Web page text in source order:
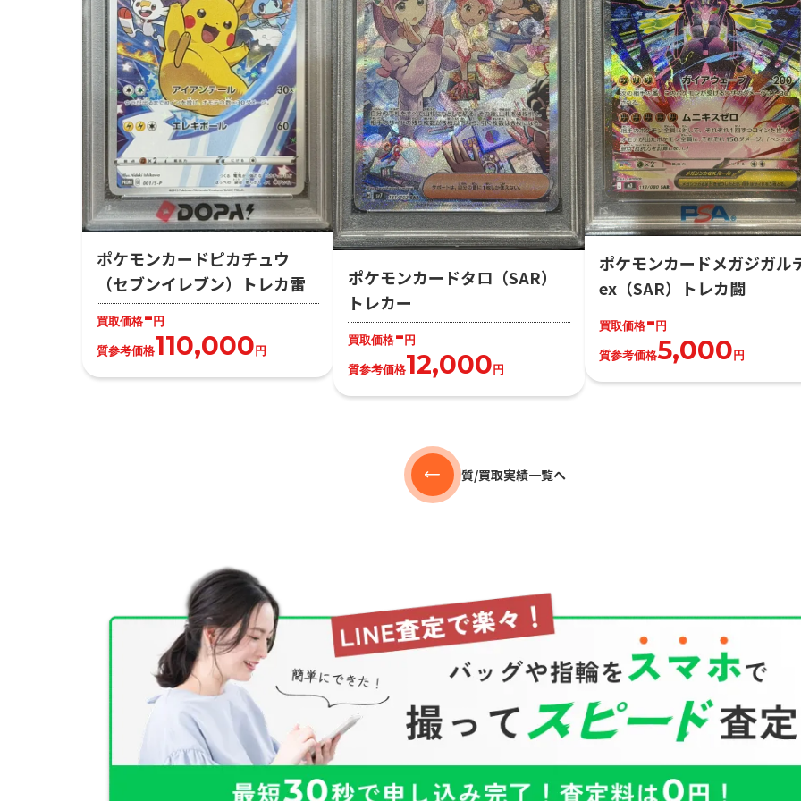
ポケモンカードピカチュウ
（セブンイレブン）トレカ雷
買取価格-円
質参考価格110,000円
ポケモンカードタロ（SAR）
トレカー
買取価格-円
質参考価格12,000円
ポケモンカードメガジガル
ex（SAR）トレカ闘
買取価格-円
質参考価格5,000円
質/買取実績一覧へ